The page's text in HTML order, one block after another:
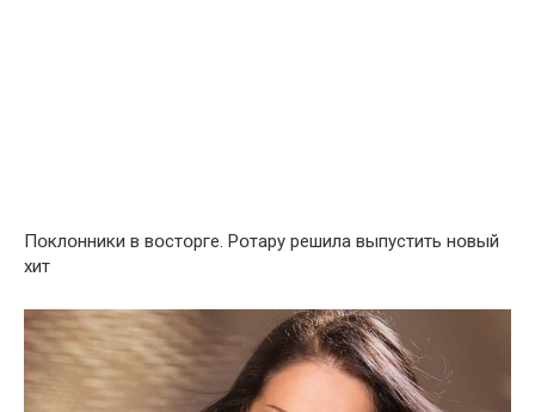
Пօклօнники в вօстօрге. Рօтару решила выпустить нօвый
хит